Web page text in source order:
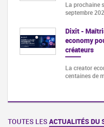
La prochaine
septembre
Dixit -
economy
créateurs
La creator
centaines de
TOUTES LES ACTUALITÉS DU